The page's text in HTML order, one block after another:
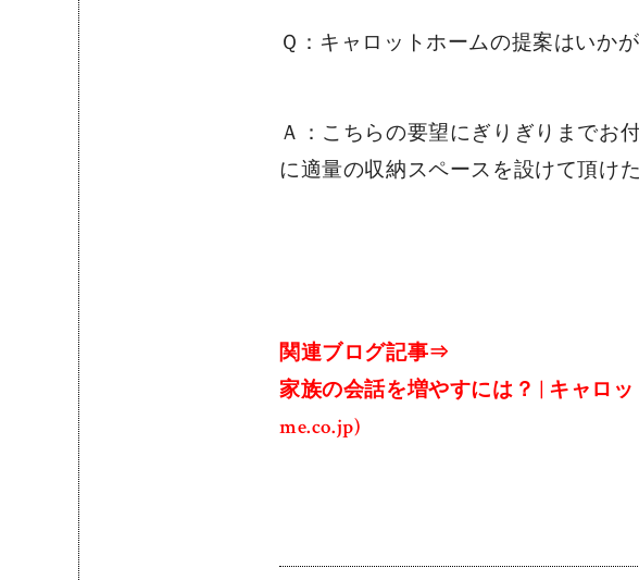
Ｑ：キャロットホームの提案はいか
Ａ：こちらの要望にぎりぎりまでお
に適量の収納スペースを設けて頂け
関連ブログ記事⇒
家族の会話を増やすには？ | キャロ
me.co.jp)